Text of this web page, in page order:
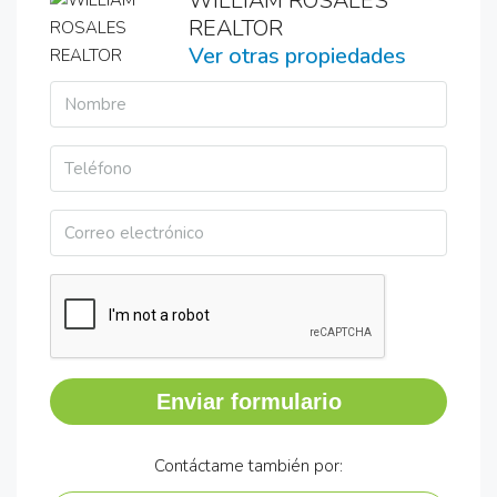
REALTOR
Ver otras propiedades
Enviar formulario
Contáctame también por: